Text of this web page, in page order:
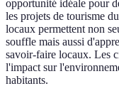
opportunité idéale pour
les projets de tourisme
locaux permettent non
souffle mais aussi
savoir-faire locaux. Les
l'impact sur
habitants.